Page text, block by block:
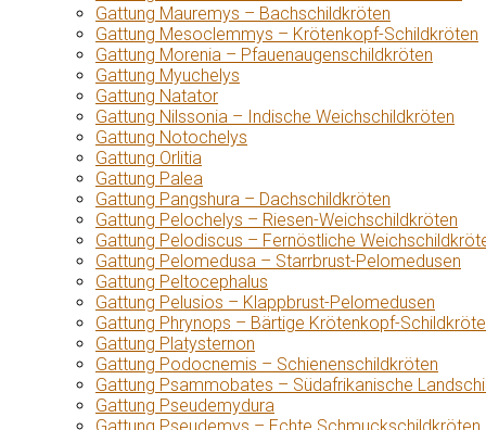
Gattung Mauremys – Bachschildkröten
Gattung Mesoclemmys – Krötenkopf-Schildkröten
Gattung Morenia – Pfauenaugenschildkröten
Gattung Myuchelys
Gattung Natator
Gattung Nilssonia – Indische Weichschildkröten
Gattung Notochelys
Gattung Orlitia
Gattung Palea
Gattung Pangshura – Dachschildkröten
Gattung Pelochelys – Riesen-Weichschildkröten
Gattung Pelodiscus – Fernöstliche
Gattung Pelomedusa – Starrbrust-Pelomedusen
Gattung Peltocephalus
Gattung Pelusios – Klappbrust-Pelomedusen
Gattung Phrynops – Bärtige Krötenkopf-
Gattung Platysternon
Gattung Podocnemis – Schienenschildkröten
Gattung Psammobates – Südafrikanische
Gattung Pseudemydura